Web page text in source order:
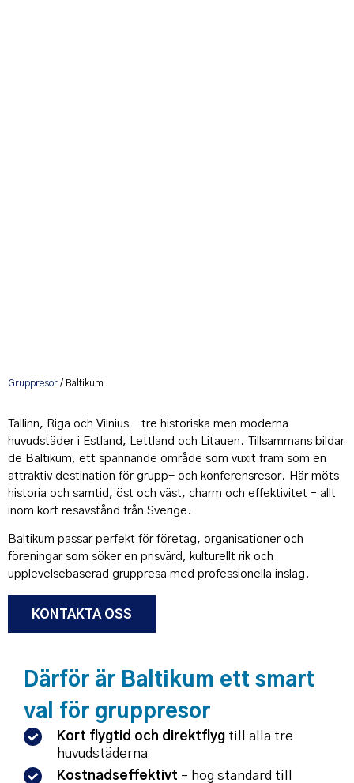
Gruppresor / Baltikum
Tallinn, Riga och Vilnius – tre historiska men moderna
huvudstäder i Estland, Lettland och Litauen. Tillsammans bildar
de Baltikum, ett spännande område som vuxit fram som en
attraktiv destination för grupp- och konferensresor. Här möts
historia och samtid, öst och väst, charm och effektivitet – allt
inom kort resavstånd från Sverige.
Baltikum passar perfekt för företag, organisationer och
föreningar som söker en prisvärd, kulturellt rik och
upplevelsebaserad gruppresa med professionella inslag.
KONTAKTA OSS
Därför är Baltikum ett smart
val för gruppresor
Kort flygtid och direktflygtill alla tre
huvudstäderna
Kostnadseffektivt – hög standard till